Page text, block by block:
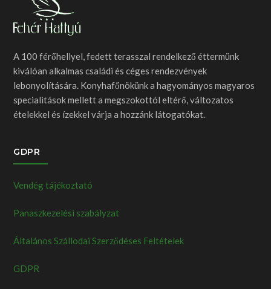
A 100 férőhellyel, fedett terasszal rendelkező éttermünk
kiválóan alkalmas családi és céges rendezvények
lebonyolítására. Konyhafőnökünk a hagyományos magyaros
specialitások mellett a megszokottól eltérő, változatos
ételekkel és ízekkel várja a hozzánk látogatókat.
GDPR
Vendég tájékoztató
Panaszkezelési szabályzat
Általános Szállodai Szerződéses Feltételek
GDPR